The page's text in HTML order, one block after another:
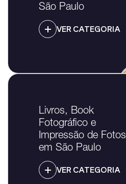
São Paulo
VER CATEGORIA
Livros, Book
Fotográfico e
Impressão de Fotos
em São Paulo
VER CATEGORIA